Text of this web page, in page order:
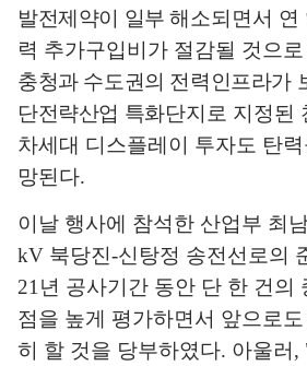
발전제약이 일부 해소되면서 연
력 추가구입비가 절감될 것으
충청과 수도권의 전력인프라가
단전략산업 특화단지로 지정된
차세대 디스플레이 투자도 탄
망된다.
이날 행사에 참석한 산업부 최
kV 북당진-신탕정 송전선로의
21년 공사기간 동안 단 한 건의
점을 높게 평가하면서 앞으로
히 할 것을 당부하였다. 아울러 ,